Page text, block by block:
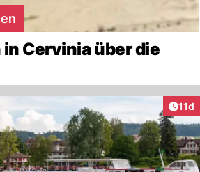
Cervinia über die
11d